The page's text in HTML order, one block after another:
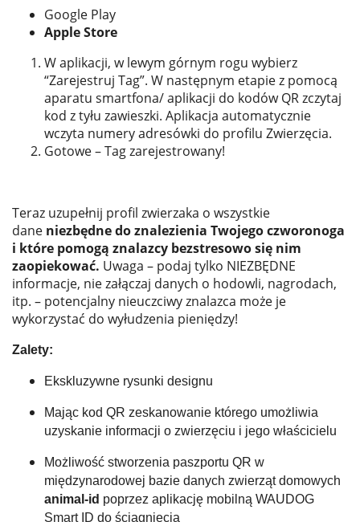
Google Play
Apple Store
W aplikacji, w lewym górnym rogu wybierz
“Zarejestruj Tag”. W następnym etapie z pomocą
aparatu smartfona/ aplikacji do kodów QR zczytaj
kod z tyłu zawieszki. Aplikacja automatycznie
wczyta numery adresówki do profilu Zwierzęcia.
Gotowe – Tag zarejestrowany!
Teraz uzupełnij profil zwierzaka o wszystkie
dane niezbędne do znalezienia Twojego czworonoga
i które pomogą znalazcy bezstresowo się nim
zaopiekować. Uwaga – podaj tylko NIEZBĘDNE
informacje, nie załączaj danych o hodowli, nagrodach,
itp. – potencjalny nieuczciwy znalazca może je
wykorzystać do wyłudzenia pieniędzy!
Zalety:
Ekskluzywne rysunki designu
Mając kod QR zeskanowanie którego umożliwia
uzyskanie informacji o zwierzęciu i jego właścicielu
Możliwość stworzenia paszportu QR w
międzynarodowej bazie danych zwierząt domowych
animal-id poprzez aplikację mobilną WAUDOG
Smart ID do ściągnięcia